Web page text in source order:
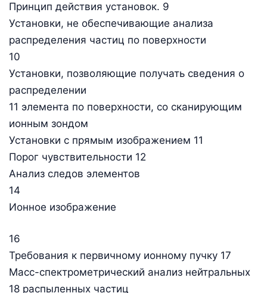
Принцип действия установок. 9
Установки, не обеспечивающие анализа
распределения частиц по поверхности
10
Установки, позволяющие получать сведения о
распределении
11 элемента по поверхности, со сканирующим
ионным зондом
Установки с прямым изображением 11
Порог чувствительности 12
Анализ следов элементов
14
Ионное изображение
16
Требования к первичному ионному пучку 17
Масс-спектрометрический анализ нейтральных
18 распыленных частиц